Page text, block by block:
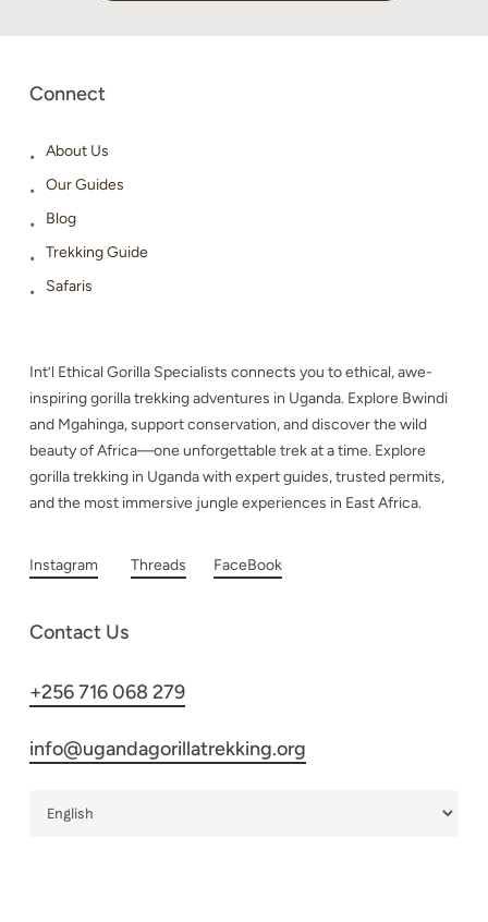
Connect
About Us
Our Guides
Blog
Trekking Guide
Safaris
Int’l Ethical Gorilla Specialists connects you to ethical, awe-
inspiring gorilla trekking adventures in Uganda. Explore Bwindi
and Mgahinga, support conservation, and discover the wild
beauty of Africa—one unforgettable trek at a time. Explore
gorilla trekking in Uganda with expert guides, trusted permits,
and the most immersive jungle experiences in East Africa.
Instagram Threads FaceBook
Contact Us
+256 716 068 279
info@ugandagorillatrekking.org